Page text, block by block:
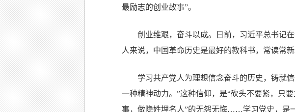
最励志的创业故事”。
创业维艰，奋斗以成。日前，习近平总书记
人来说，中国革命历史是最好的教科书，常读常
学习共产党人为理想信念奋斗的历史，铸就
一种精神动力。”这种信仰，是“砍头不要紧，只
事，做隐姓埋名人”的无怨无悔……学习党史，是